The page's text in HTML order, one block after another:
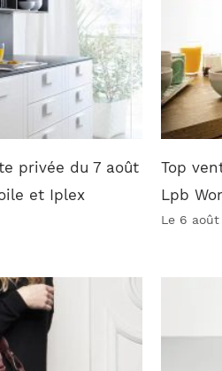
privée du 7 août
et Iplex
Top
Lpb
Le 6 août